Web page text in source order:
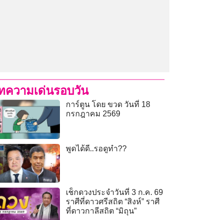
ความเด่นรอบวัน
การ์ตูน โดย ขวด วันที่ 18
กรกฎาคม 2569
พูดได้ดี..รอดูทำ??
เช็กดวงประจำวันที่ 3 ก.ค. 69
ราศีที่ดาวศรีสถิต “สิงห์” ราศี
ที่ดาวกาลีสถิต “มิถุน”